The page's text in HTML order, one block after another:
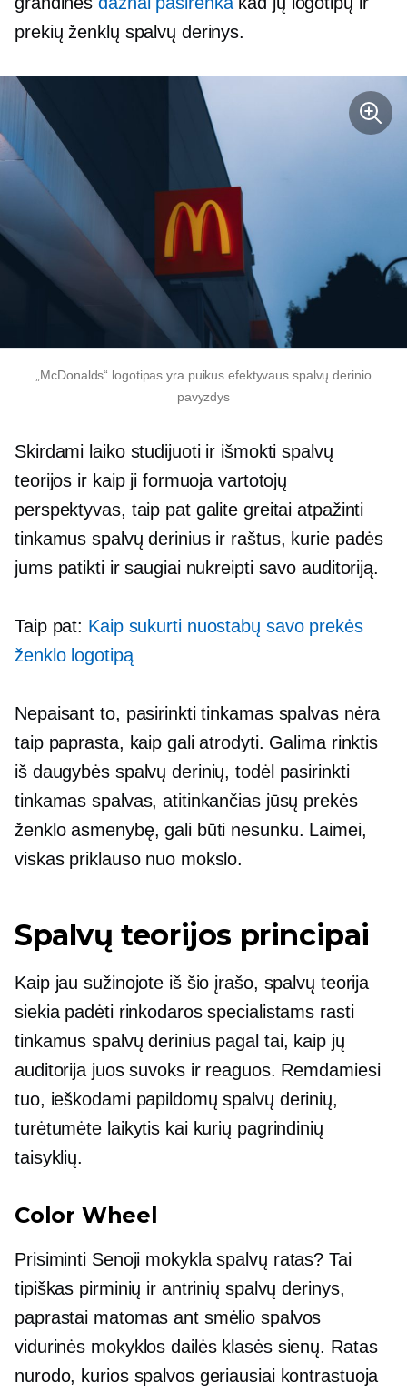
prekių ženklų spalvų derinys.
„McDonalds“ logotipas yra puikus efektyvaus spalvų derinio
pavyzdys
Skirdami laiko studijuoti ir išmokti spalvų
teorijos ir kaip ji formuoja vartotojų
perspektyvas, taip pat galite greitai atpažinti
tinkamus spalvų derinius ir raštus, kurie padės
jums patikti ir saugiai nukreipti savo auditoriją.
Taip pat: Kaip sukurti nuostabų savo prekės
ženklo logotipą
Nepaisant to, pasirinkti tinkamas spalvas nėra
taip paprasta, kaip gali atrodyti. Galima rinktis
iš daugybės spalvų derinių, todėl pasirinkti
tinkamas spalvas, atitinkančias jūsų prekės
ženklo asmenybę, gali būti nesunku. Laimei,
viskas priklauso nuo mokslo.
Spalvų teorijos principai
Kaip jau sužinojote iš šio įrašo, spalvų teorija
siekia padėti rinkodaros specialistams rasti
tinkamus spalvų derinius pagal tai, kaip jų
auditorija juos suvoks ir reaguos. Remdamiesi
tuo, ieškodami papildomų spalvų derinių,
turėtumėte laikytis kai kurių pagrindinių
taisyklių.
Color Wheel
Prisiminti Senoji mokyklaspalvų ratas? Tai
tipiškas pirminių ir antrinių spalvų derinys,
paprastai matomas ant smėlio spalvos
vidurinės mokyklos dailės klasės sienų. Ratas
nurodo, kurios spalvos geriausiai kontrastuoja